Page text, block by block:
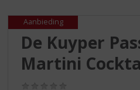
p
Aanbieding
De Kuyper
Martini